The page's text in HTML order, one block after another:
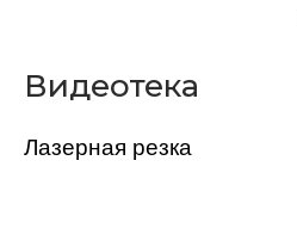
Видеотека
Лазерная резка